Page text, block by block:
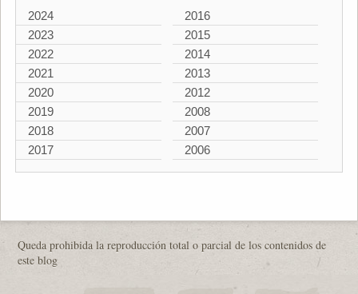
2024
2023
2022
2021
2020
2019
2018
2017
2016
2015
2014
2013
2012
2008
2007
2006
Queda prohibida la reproducción total o parcial de los contenidos de
este blog